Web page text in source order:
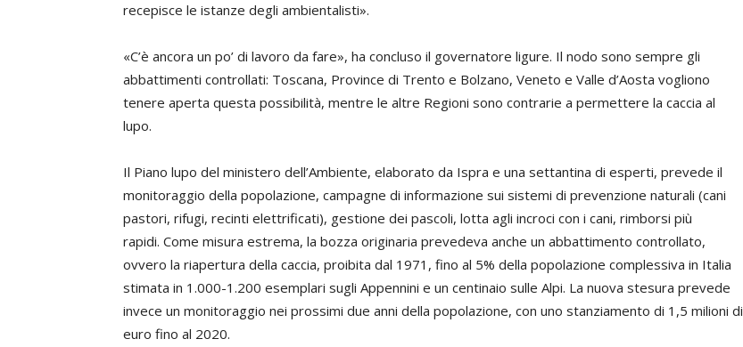
recepisce le istanze degli ambientalisti».
«C’è ancora un po’ di lavoro da fare», ha concluso il governatore ligure. Il nodo sono sempre gli
abbattimenti controllati: Toscana, Province di Trento e Bolzano, Veneto e Valle d’Aosta vogliono
tenere aperta questa possibilità, mentre le altre Regioni sono contrarie a permettere la caccia al
lupo.
Il Piano lupo del ministero dell’Ambiente, elaborato da Ispra e una settantina di esperti, prevede il
monitoraggio della popolazione, campagne di informazione sui sistemi di prevenzione naturali (cani
pastori, rifugi, recinti elettrificati), gestione dei pascoli, lotta agli incroci con i cani, rimborsi più
rapidi. Come misura estrema, la bozza originaria prevedeva anche un abbattimento controllato,
ovvero la riapertura della caccia, proibita dal 1971, fino al 5% della popolazione complessiva in Italia
stimata in 1.000-1.200 esemplari sugli Appennini e un centinaio sulle Alpi. La nuova stesura prevede
invece un monitoraggio nei prossimi due anni della popolazione, con uno stanziamento di 1,5 milioni di
euro fino al 2020.